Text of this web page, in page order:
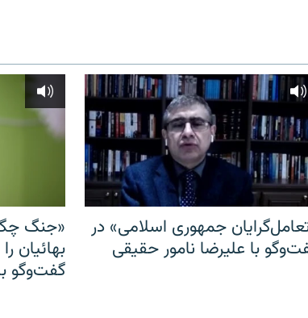
جمهوری اسلامی» در
با علیرضا نامور حقیقی
«جنگ
بهائیان
گفت‌وگو